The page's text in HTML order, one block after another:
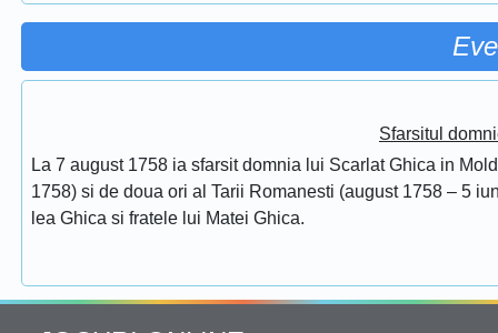
Sfarsitul
La 7 august 1758 ia sfarsit domnia lui Scarlat Ghica in
1758) si de doua ori al Tarii Romanesti (august 1758 – 5
lea Ghica si fratele lui Matei Ghica.